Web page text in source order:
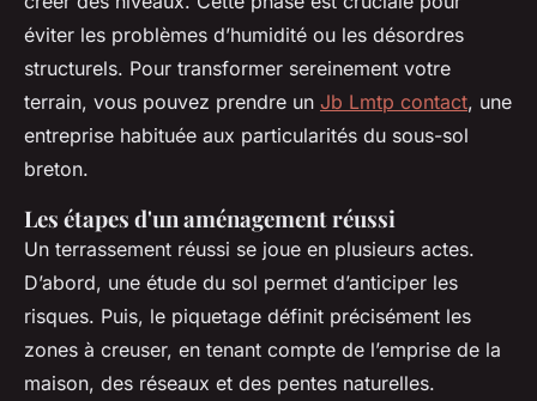
éviter les problèmes d’humidité ou les désordres
structurels. Pour transformer sereinement votre
terrain, vous pouvez prendre un Jb Lmtp contact, une
entreprise habituée aux particularités du sous-sol
breton.
Les étapes d'un aménagement réussi
Un terrassement réussi se joue en plusieurs actes.
D’abord, une étude du sol permet d’anticiper les
risques. Puis, le piquetage définit précisément les
zones à creuser, en tenant compte de l’emprise de la
maison, des réseaux et des pentes naturelles.